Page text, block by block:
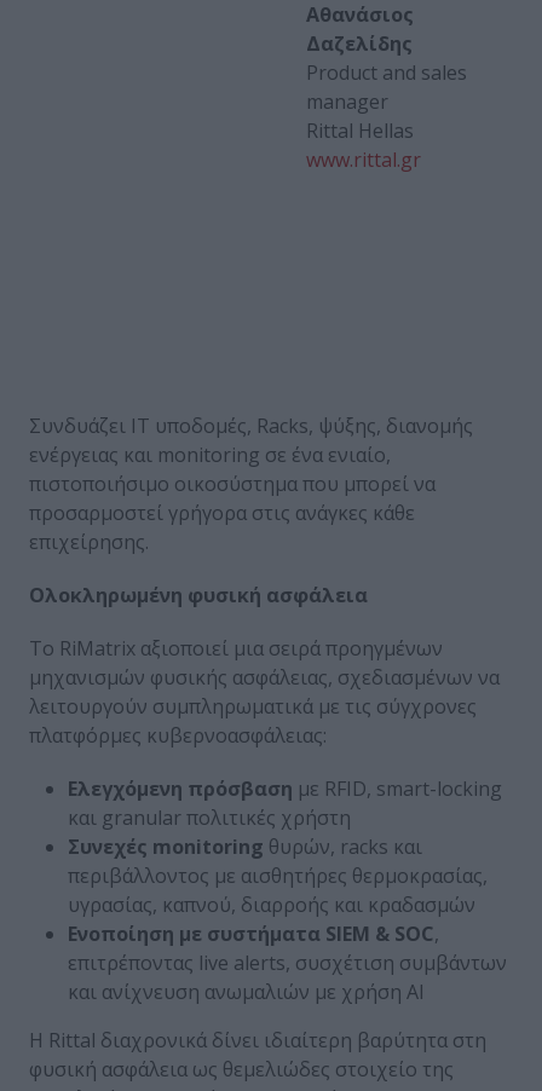
Αθανάσιος
Δαζελίδης
Product and sales
manager
Rittal Hellas
www.rittal.gr
Συνδυάζει IT υποδομές, Racks, ψύξης, διανομής
ενέργειας και monitoring σε ένα ενιαίο,
πιστοποιήσιμο οικοσύστημα που μπορεί να
προσαρμοστεί γρήγορα στις ανάγκες κάθε
επιχείρησης.
Ολοκληρωμένη φυσική ασφάλεια
Το RiMatrix αξιοποιεί μια σειρά προηγμένων
μηχανισμών φυσικής ασφάλειας, σχεδιασμένων να
λειτουργούν συμπληρωματικά με τις σύγχρονες
πλατφόρμες κυβερνοασφάλειας:
Ελεγχόμενη πρόσβαση με RFID, smart-locking
και granular πολιτικές χρήστη
Συνεχές monitoring θυρών, racks και
περιβάλλοντος με αισθητήρες θερμοκρασίας,
υγρασίας, καπνού, διαρροής και κραδασμών
Ενοποίηση με συστήματα SIEM & SOC,
επιτρέποντας live alerts, συσχέτιση συμβάντων
και ανίχνευση ανωμαλιών με χρήση AI
Η Rittal διαχρονικά δίνει ιδιαίτερη βαρύτητα στη
φυσική ασφάλεια ως θεμελιώδες στοιχείο της